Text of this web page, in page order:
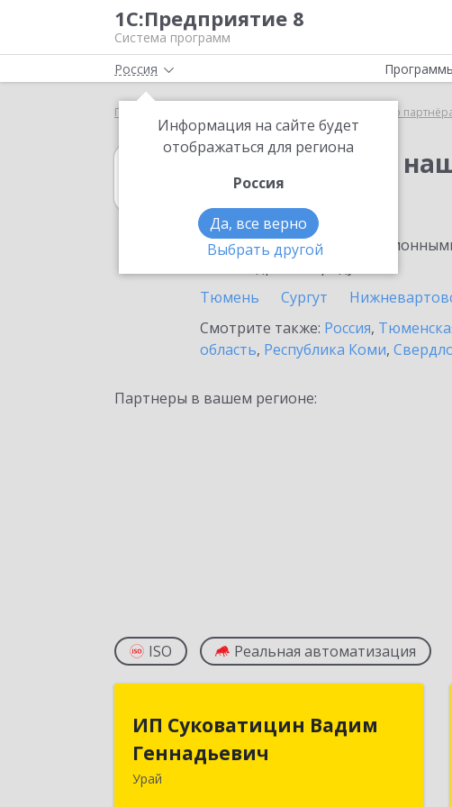
1С:Предприятие 8
Система программ
Россия
Информация на сайте будет
отображаться для региона
Россия
Да, все верно
Выбрать другой
Главная Выбор
1С:Управление
в Урае
Ознакомьтесь с
Тюмень
Сургут
Смотрите также: Россия,
область, Республика Коми,
Партнеры в вашем регионе:
ISO Реальная автоматизация
ИП Суковатицин Вадим
Геннадьевич
Урай
Геннадьевич